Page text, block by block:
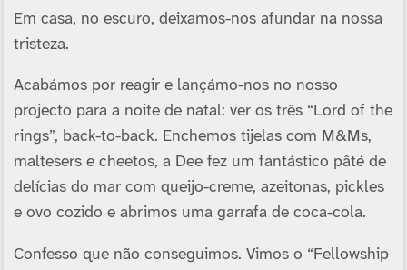
Em casa, no escuro, deixamos-nos afundar na nossa
tristeza.
Acabámos por reagir e lançámo-nos no nosso
projecto para a noite de natal: ver os três “Lord of the
rings”, back-to-back. Enchemos tijelas com M&Ms,
maltesers e cheetos, a Dee fez um fantástico pâté de
delí­cias do mar com queijo-creme, azeitonas, pickles
e ovo cozido e abrimos uma garrafa de coca-cola.
Confesso que não conseguimos. Vimos o “Fellowship